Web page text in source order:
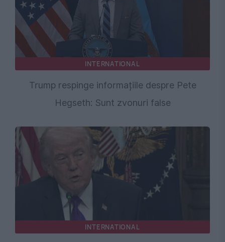
INTERNATIONAL
Trump respinge informațiile despre Pete
Hegseth: Sunt zvonuri false
INTERNATIONAL